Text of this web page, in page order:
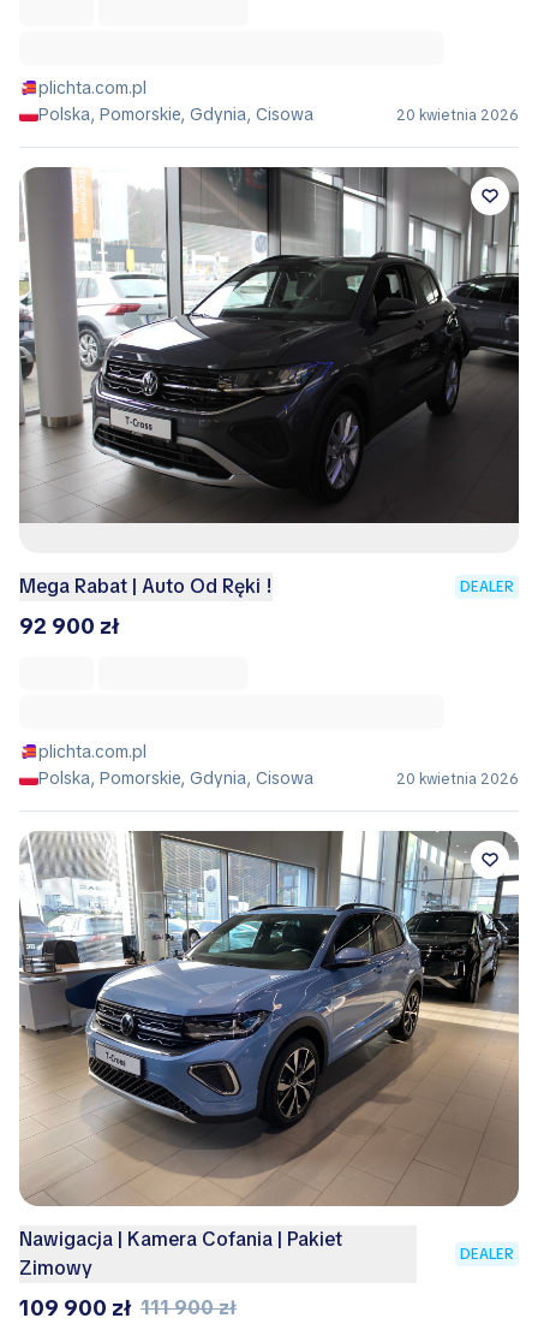
plichta.com.pl
Polska, Pomorskie, Gdynia, Cisowa
20 kwietnia 2026
Mega Rabat | Auto Od Ręki ! DEALER
92 900 zł
plichta.com.pl
Polska, Pomorskie, Gdynia, Cisowa
20 kwietnia 2026
Nawigacja | Kamera Cofania | Pakiet
Zimowy
DEALER
109 900 zł 111 900 zł